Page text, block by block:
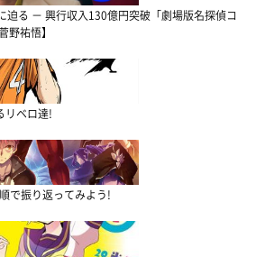
迫る － 興行収入130億円突破「劇場版名探偵コ
野祐悟】
リベロ達!
で振り返ってみよう!